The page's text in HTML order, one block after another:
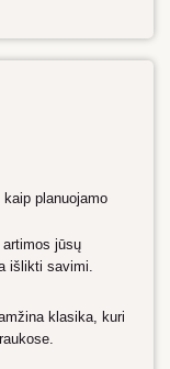
planuojamo
jūsų
išlikti savimi.
klasika, kuri